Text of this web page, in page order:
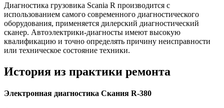
Диагностика грузовика Scania R производится с
использованием самого современного диагностического
оборудования, применяется дилерский диагностический
сканер. Автоэлектрики-диагносты имеют высокую
квалификацию и точно определять причину неисправности
или техническое состояние техники.
История из практики ремонта
Электронная диагностика Скания R-380